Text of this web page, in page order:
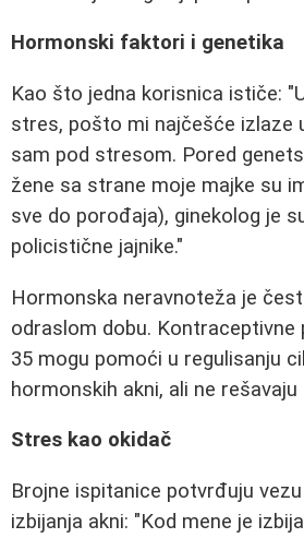
Hormonski faktori i genetika
Kao što jedna korisnica ističe:
stres, pošto mi najčešće izlaze
sam pod stresom. Pored
žene sa strane moje majke su
sve do porođaja), ginekolog je
policistične jajnike."
Hormonska neravnoteža je
odraslom dobu. Kontraceptivne
35 mogu pomoći u regulisanju
hormonskih akni, ali ne
Stres kao okidač
Brojne ispitanice potvrđuju
izbijanja akni: "Kod mene je